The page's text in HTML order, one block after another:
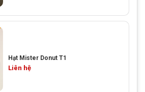
Hạt Mister Donut T1
Liên hệ